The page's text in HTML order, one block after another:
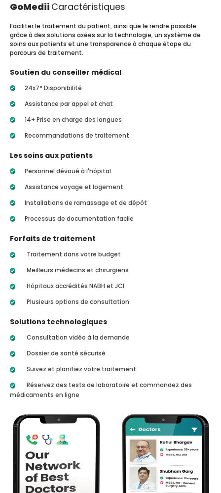
GoMedii Caractéristiques
Faciliter le traitement du patient, ainsi que le rendre possible
grâce à des solutions axées sur la technologie, un système de
soins aux patients et une transparence à chaque étape du
parcours de traitement.
Soutien du conseiller médical
24x7* Disponibilité
Assistance par appel et chat
14+ Prise en charge des langues
Recommandations de traitement
Les soins aux patients
Personnel dévoué à l'hôpital
Assistance voyage et logement
Installations de ramassage et de dépôt
Processus de documentation facile
Forfaits de traitement
Traitement dans votre budget
Meilleurs médecins et chirurgiens
Hôpitaux accrédités NABH et JCI
Plusieurs options de consultation
Solutions technologiques
Consultation vidéo à la demande
Dossier de santé sécurisé
Suivez et planifiez votre traitement
Réservez des tests de laboratoire et commandez des
médicaments en ligne